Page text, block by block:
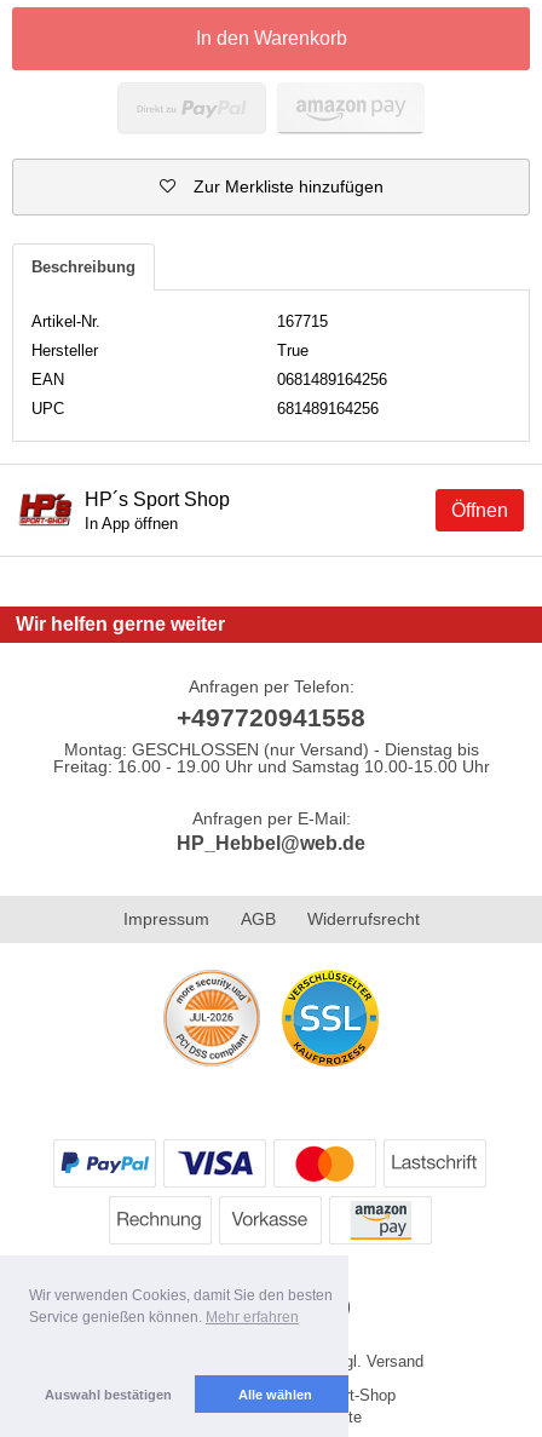
Wir verwenden Cookies, damit Sie den besten
Service genießen können. Mehr erfahren
Auswahl bestätigen Alle wählen
In den Warenkorb
Zur Merkliste hinzufügen
Beschreibung
Artikel-Nr.
167715
Hersteller
True
EAN
0681489164256
UPC
681489164256
Öffnen
HP´s Sport Shop
In App öffnen
Wir helfen gerne weiter
Anfragen per Telefon:
+497720941558
Montag: GESCHLOSSEN (nur Versand) - Dienstag bis
Freitag: 16.00 - 19.00 Uhr und Samstag 10.00-15.00 Uhr
Anfragen per E-Mail:
HP_Hebbel@web.de
Impressum AGB Widerrufsrecht
* Alle Preise inkl. MwSt. evtl. zzgl. Versand
Copyright 2026 by HP's Sport-Shop
Mobile Shop by Shopgate